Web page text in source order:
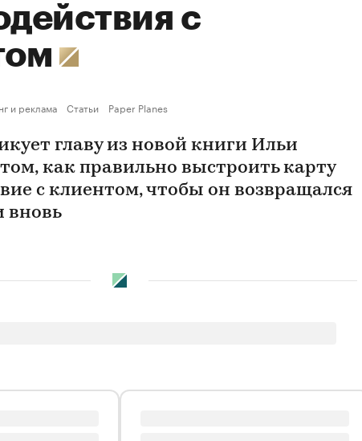
с
и реклама Статьи Paper Planes
главу из новой книги Ильи
как правильно выстроить карту
с клиентом, чтобы он возвращался
вновь